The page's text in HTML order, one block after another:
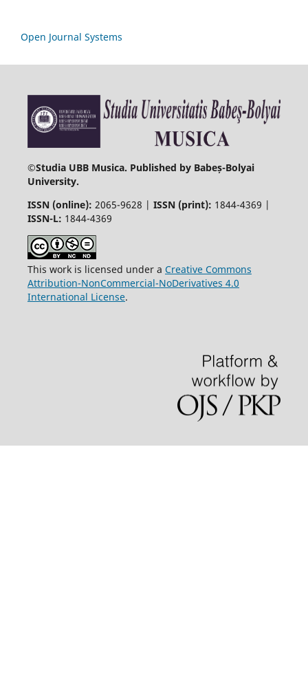
Open Journal Systems
©Studia UBB Musica. Published by Babeș-Bolyai
University.
ISSN (online): 2065-9628 | ISSN (print): 1844-4369 |
ISSN-L: 1844-4369
This work is licensed under a Creative Commons
Attribution-NonCommercial-NoDerivatives 4.0
International License.